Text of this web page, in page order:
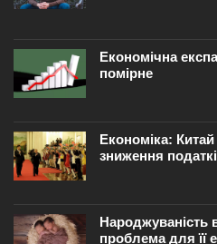
Економічна
помірне
Економіка:
зниження
Народжуваність
проблема для її